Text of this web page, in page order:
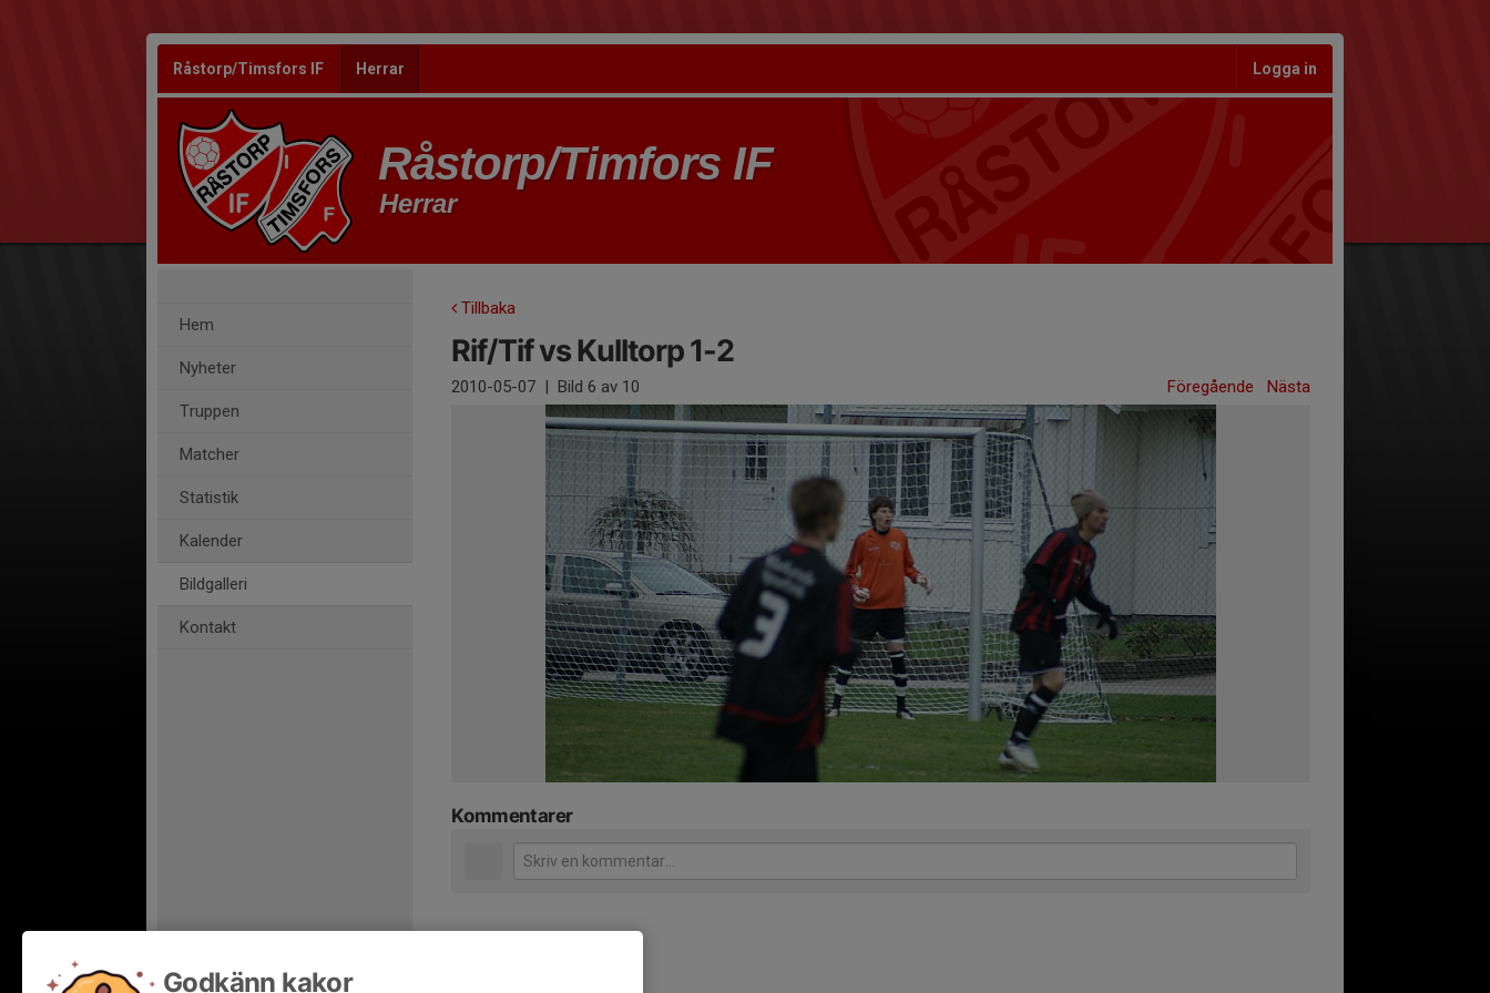
Råstorp/Timsfors IF Herrar Logga in
Råstorp/Timfors IF
Herrar
Hem
Nyheter
Truppen
Matcher
Statistik
Kalender
Bildgalleri
Kontakt
Tillbaka
Rif/Tif vs Kulltorp 1-2
2010-05-07 | Bild 6 av 10 Föregående Nästa
Kommentarer
Godkänn kakor